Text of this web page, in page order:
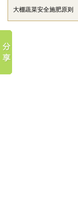
大棚蔬菜安全施肥原则